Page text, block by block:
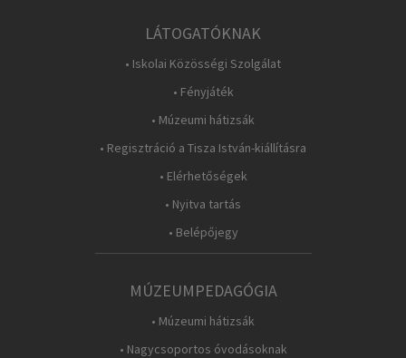
LÁTOGATÓKNAK
• Iskolai Közösségi Szolgálat
• Fényjáték
• Múzeumi hátizsák
• Regisztráció a Tisza István-kiállításra
• Elérhetőségek
• Nyitva tartás
• Belépőjegy
MÚZEUMPEDAGÓGIA
• Múzeumi hátizsák
• Nagycsoportos óvodásoknak